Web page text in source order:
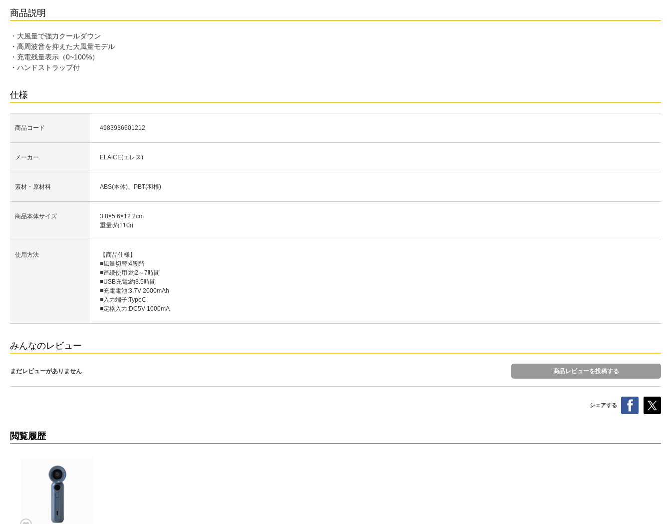
商品説明
・大風量で強力クールダウン
・高周波音を抑えた大風量モデル
・充電残量表示（0~100%）
・ハンドストラップ付
仕様
商品コード 4983936601212
メーカー ELAiCE(エレス)
素材・原材料 ABS(本体)、PBT(羽根)
商品本体サイズ
3.8×5.6×12.2cm
重量:約110g
使用方法
【商品仕様】
■風量切替:4段階
■連続使用:約2～7時間
■USB充電:約3.5時間
■充電電池:3.7V 2000mAh
■入力端子:TypeC
■定格入力:DC5V 1000mA
みんなのレビュー
まだレビューがありません 商品レビューを投稿する
シェアする
閲覧履歴